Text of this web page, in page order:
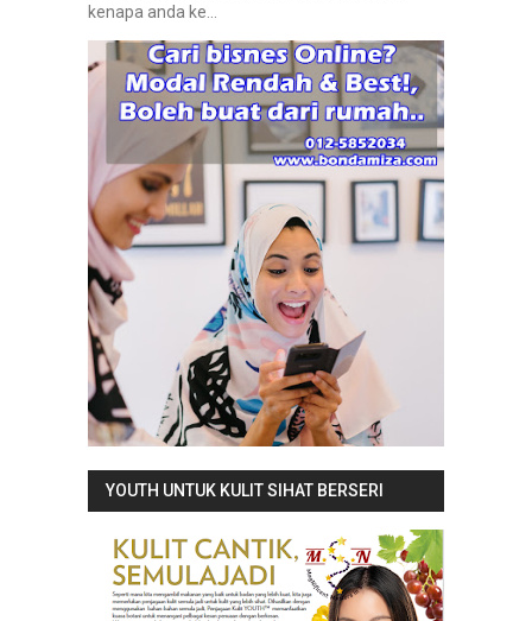
kenapa anda ke...
YOUTH UNTUK KULIT SIHAT BERSERI